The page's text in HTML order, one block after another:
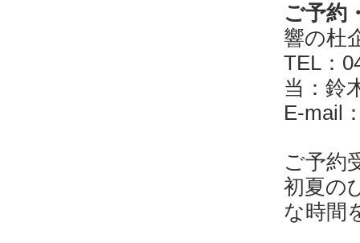
ご予約
響の杜
TEL：
当：鈴
E-mail
ご予約
初夏の
な時間